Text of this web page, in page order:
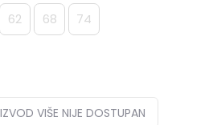
62 68 74
VIŠE NIJE DOSTUPAN